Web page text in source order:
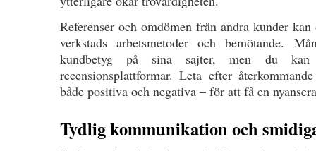
Referenser och omdömen från andra kunder
verkstads arbetsmetoder och bemötande.
kundbetyg på sina sajter, men du kan
recensionsplattformar. Leta efter
både positiva och negativa – för att få en
Tydlig kommunikation och